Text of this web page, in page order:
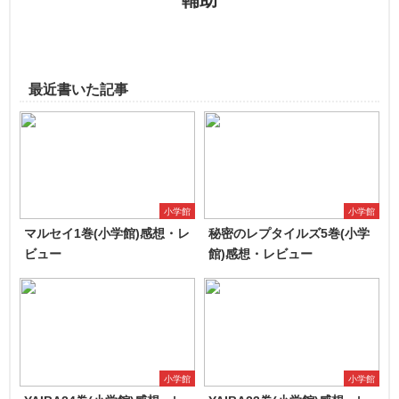
最近書いた記事
小学館
マルセイ1巻(小学館)感想・レ
ビュー
小学館
秘密のレプタイルズ5巻(小学
館)感想・レビュー
小学館 小学館